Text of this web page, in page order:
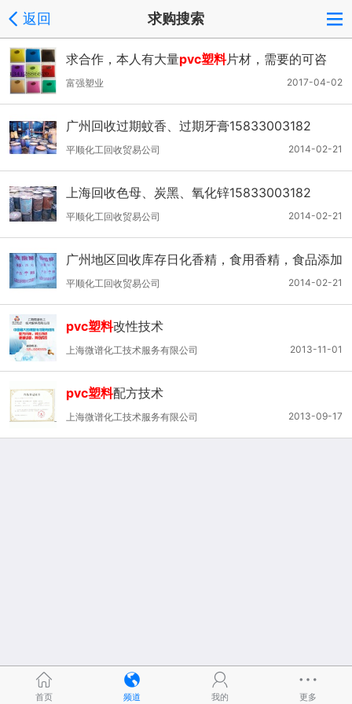
返回 求购搜索
求合作，本人有大量pvc塑料片材，需要的可咨
询。
2017-04-02
富强塑业
广州回收过期蚊香、过期牙膏15833003182
2014-02-21
平顺化工回收贸易公司
上海回收色母、炭黑、氧化锌15833003182
2014-02-21
平顺化工回收贸易公司
广州地区回收库存日化香精，食用香精，食品添加
剂
2014-02-21
平顺化工回收贸易公司
pvc塑料改性技术
2013-11-01
上海微谱化工技术服务有限公司
pvc塑料配方技术
2013-09-17
上海微谱化工技术服务有限公司
首页 频道 我的 更多